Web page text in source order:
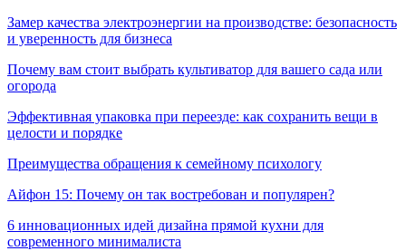
Замер качества электроэнергии на производстве: безопасность
и уверенность для бизнеса
Почему вам стоит выбрать культиватор для вашего сада или
огорода
Эффективная упаковка при переезде: как сохранить вещи в
целости и порядке
Преимущества обращения к семейному психологу
Айфон 15: Почему он так востребован и популярен?
6 инновационных идей дизайна прямой кухни для
современного минималиста